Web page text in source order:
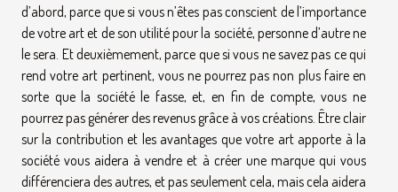
d’abord, parce que si vous n’êtes pas conscient de l’importance
de votre art et de son utilité pour la société, personne d’autre ne
le sera. Et deuxièmement, parce que si vous ne savez pas ce qui
rend votre art pertinent, vous ne pourrez pas non plus faire en
sorte que la société le fasse, et, en fin de compte, vous ne
pourrez pas générer des revenus grâce à vos créations. Être clair
sur la contribution et les avantages que votre art apporte à la
société vous aidera à vendre et à créer une marque qui vous
différenciera des autres, et pas seulement cela, mais cela aidera